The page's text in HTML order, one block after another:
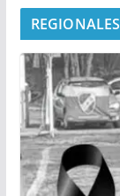
REGIONALES